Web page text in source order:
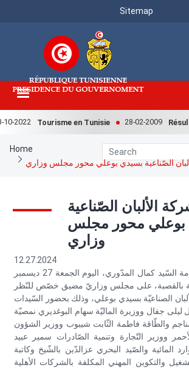
Menu
Sitemap
2022 Tourisme en Tunisie 28-02-2009
Breadcrumb
Home
الصّناعية بسيدي بوعلي محور مجلس وزاري
الألبان الصّناعية
بوعلي محور مجلس
وزاري
12.27.2024
أشرف رئيس الحكومة السّيد كمال المدّوري، اليوم الجمعة 27 ديسمبر
بالقصبة، على مجلس وزاريّ مضيق خصّص للنّظر
الصناعيّة بسيدي بوعلي، وذلك بحضور السّيدات
ليلى جفال ووزيرة الماليّة سهام البوغديري نمصيّة
والطّاقة فاطمة الثّابت شيبوب ووزير الشؤون
ووزير التّجارة وتنمية الصّادرات سمير عبيد
المائية والصّيد البحري عزالدّين بالشّيخ وكاتبة
والتكوين المهني المكلفة بالشركات الأهلية